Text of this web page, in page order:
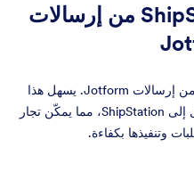
إنشاء طلبات ShipStation من إرسالات
بدء إنشاء الطلب في ShipStation من إرسالات Jotform. يسهل هذا
التكامل النقل السلس لبيانات الإرسال إلى ShipStation، مما يمكّن تجار
وتنفيذها بكفاءة.